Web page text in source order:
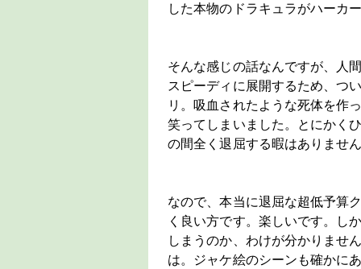
した本物のドラキュラがハーカ
そんな感じの話なんですが、人
スピーディに展開するため、つ
リ。吸血されたような死体を作
笑ってしまいました。とにかく
の間全く退屈する暇はありませ
なので、本当に退屈な超低予算
く良い方です。楽しいです。し
しまうのか、わけが分かりませ
は。ジャケ絵のシーンも確かに